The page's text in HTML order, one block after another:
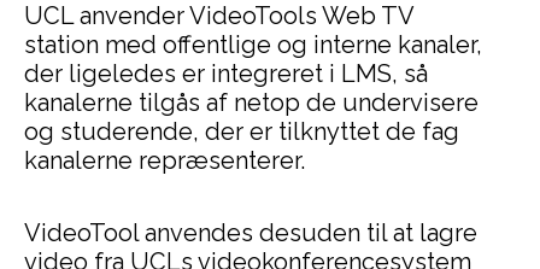
UCL anvender VideoTools Web TV
station med offentlige og interne kanaler,
der ligeledes er integreret i LMS, så
kanalerne tilgås af netop de undervisere
og studerende, der er tilknyttet de fag
kanalerne repræsenterer.
VideoTool anvendes desuden til at lagre
video fra UCLs videokonferencesystem